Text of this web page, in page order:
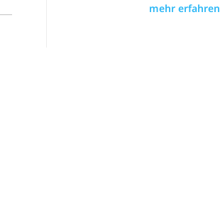
mehr erfahren